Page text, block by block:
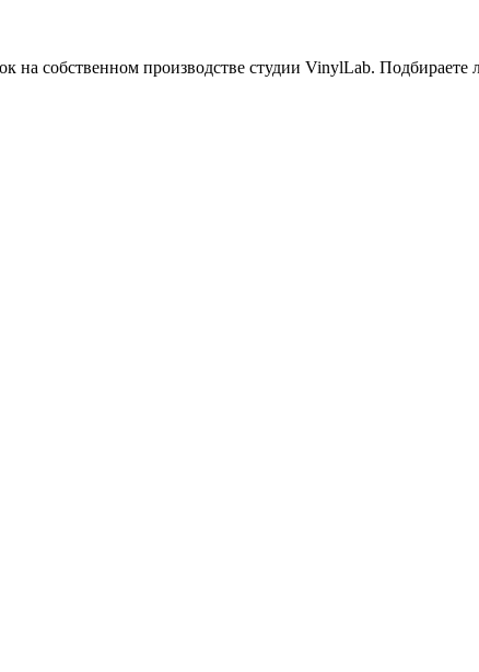
собственном производстве студии VinylLab. Подбираете